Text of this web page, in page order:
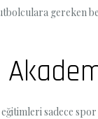
gereken
sadece spor